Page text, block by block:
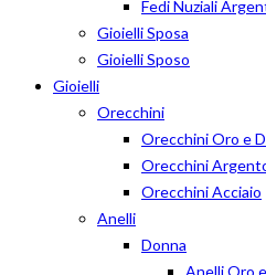
Fedi Nuziali
Gioielli Sposa
Gioielli Sposo
Gioielli
Orecchini
Orecchini Oro e
Orecchini
Orecchini Acciaio
Anelli
Donna
Anelli Oro